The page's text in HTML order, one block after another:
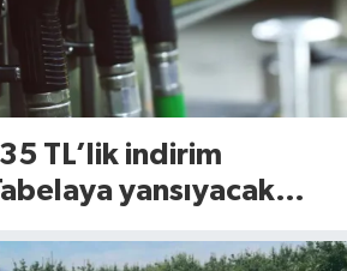
TL’lik indirim
yansıyacak